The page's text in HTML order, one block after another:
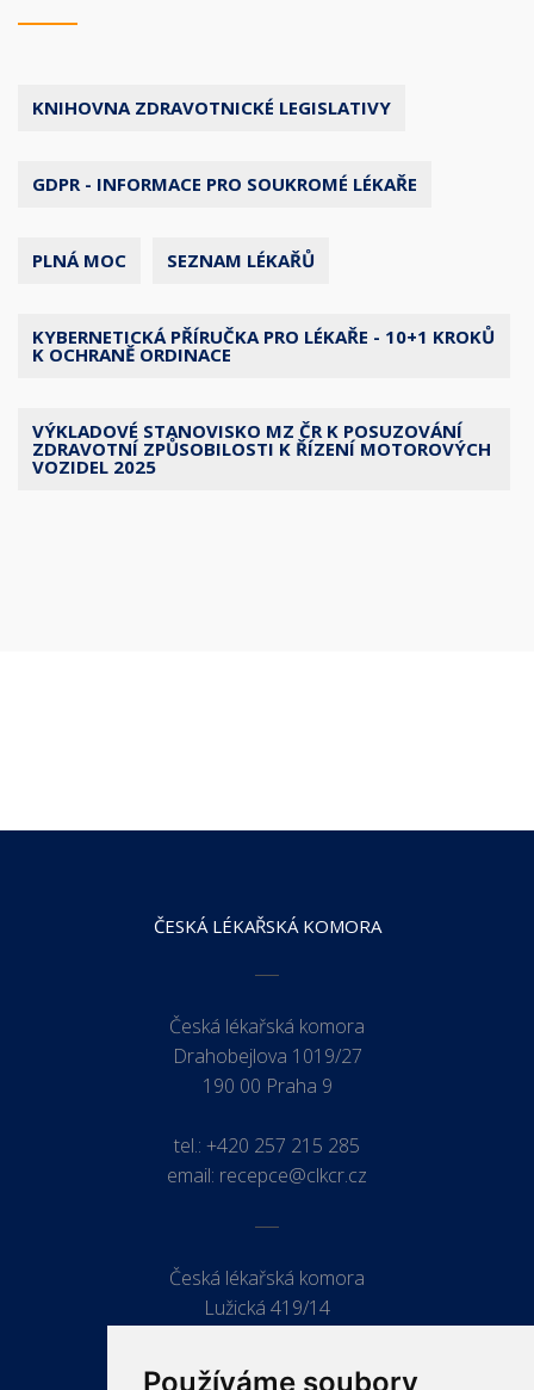
Používáme soubory
KNIHOVNA ZDRAVOTNICKÉ LEGISLATIVY
GDPR - INFORMACE PRO SOUKROMÉ LÉKAŘE
PLNÁ MOC SEZNAM LÉKAŘŮ
KYBERNETICKÁ PŘÍRUČKA PRO LÉKAŘE - 10+1 KROKŮ
K OCHRANĚ ORDINACE
VÝKLADOVÉ STANOVISKO MZ ČR K POSUZOVÁNÍ
ZDRAVOTNÍ ZPŮSOBILOSTI K ŘÍZENÍ MOTOROVÝCH
VOZIDEL 2025
ČESKÁ LÉKAŘSKÁ KOMORA
Česká lékařská komora
Drahobejlova 1019/27
190 00 Praha 9
tel.: +420 257 215 285
email: recepce@clkcr.cz
Česká lékařská komora
Lužická 419/14